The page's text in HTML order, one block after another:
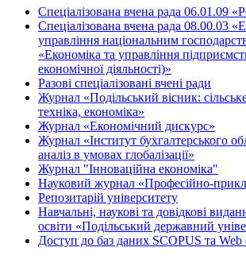
Спеціалізована вчена рада 06.01.09
Спеціалізована вчена рада 08.00.03
управління національним
«Економіка та управління
економічної діяльності)»
Разові спеціалізовані вчені ради
Журнал «Подільський вісник:
техніка, економіка»
Журнал «Економічний дискурс»
Журнал «Інститут бухгалтерського
аналіз в умовах глобалізації»
Журнал "Інноваційна економіка"
Науковий журнал «Професійно-
Репозитарій університету
Навчальні, наукові та довідкові
освіти «Подільський державний
Доступ до баз даних SCOPUS та Web